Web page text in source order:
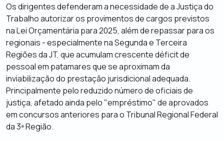
Os dirigentes defenderam a necessidade de a Justiça do
Trabalho autorizar os provimentos de cargos previstos
na Lei Orçamentária para 2025, além de repassar para os
regionais - especialmente na Segunda e Terceira
Regiões da JT, que acumulam crescente déficit de
pessoal em patamares que se aproximam da
inviabilização do prestação jurisdicional adequada.
Principalmente pelo reduzido número de oficiais de
justiça, afetado ainda pelo "empréstimo" de aprovados
em concursos anteriores para o Tribunal Regional Federal
da 3ª Região.